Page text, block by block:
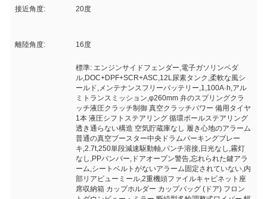
接近角度: 20度
離陸角度: 16度
標準: エンジンサイドフェンダー,電子ガソリンペダ
ル,DOC+DPF+SCR+ASC,12L尿素タンク,柔軟な風シ
ールド,メンテナンスフリーバッテリー,1,100A·h,アル
ミトランスミッション,φ260mm 弁のスプリングクラ
ッチ液圧クラッチ制御 真空クラッチパワー 備用タイヤ
1本 液圧シフトステアリング 循環ボールステアリング
透き通らない構造 空気貯蔵庫なし 履き心地のアラーム
普通の真空ブースター中央ドラムパーキングブレー
キ,2.7t,250単段減速駆動軸,パンチ溶接,日光なし,霧灯
なし,PPバンパー,ドアオープン警告,忘れられた鍵アラ
ーム,シートベルトがないアラーム固定されていない,内
部リアビューミール,2重機頭ファイルキャビネット座
席収納箱 カップホルダー カップバッグ (ドア) フロン